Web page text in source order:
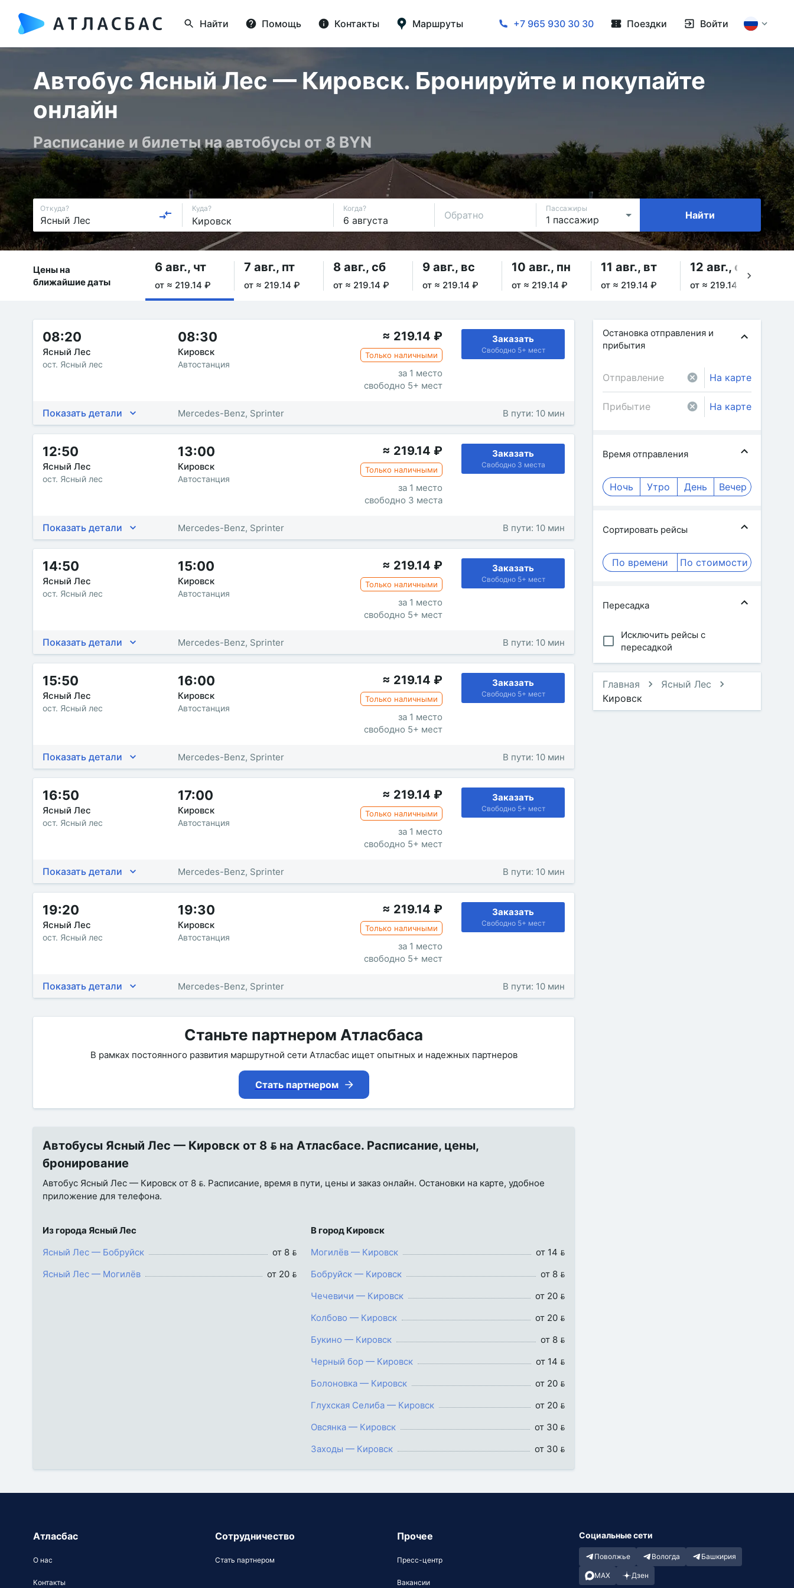
Найти Помощь Контакты Маршруты +7 965 930 30 30 Поездки Войти
Автобус Ясный Лес — Кировск. Бронируйте и покупайте
онлайн
Расписание и билеты на автобусы от 8 BYN
Откуда? Куда? Когда?
Обратно
Пассажиры
Найти
Цены на
ближайшие даты
6 авг., чт
от ≈ 219.14 ₽
7 авг., пт
от ≈ 219.14 ₽
8 авг., сб
от ≈ 219.14 ₽
9 авг., вс
от ≈ 219.14 ₽
10 авг., пн
от ≈ 219.14 ₽
11 авг., вт
от ≈ 219.14 ₽
12 авг., ср
от ≈ 219.14 ₽
08:20
Ясный Лес
ост. Ясный лес
08:30
Кировск
Автостанция
≈ 219.14 ₽
Только наличными
за 1 место
свободно 5+ мест
Заказать
Свободно 5+ мест
Показать детали Mercedes-Benz, Sprinter В пути: 10 мин
12:50
Ясный Лес
ост. Ясный лес
13:00
Кировск
Автостанция
≈ 219.14 ₽
Только наличными
за 1 место
свободно 3 места
Заказать
Свободно 3 места
Показать детали Mercedes-Benz, Sprinter В пути: 10 мин
14:50
Ясный Лес
ост. Ясный лес
15:00
Кировск
Автостанция
≈ 219.14 ₽
Только наличными
за 1 место
свободно 5+ мест
Заказать
Свободно 5+ мест
Показать детали Mercedes-Benz, Sprinter В пути: 10 мин
15:50
Ясный Лес
ост. Ясный лес
16:00
Кировск
Автостанция
≈ 219.14 ₽
Только наличными
за 1 место
свободно 5+ мест
Заказать
Свободно 5+ мест
Показать детали Mercedes-Benz, Sprinter В пути: 10 мин
16:50
Ясный Лес
ост. Ясный лес
17:00
Кировск
Автостанция
≈ 219.14 ₽
Только наличными
за 1 место
свободно 5+ мест
Заказать
Свободно 5+ мест
Показать детали Mercedes-Benz, Sprinter В пути: 10 мин
19:20
Ясный Лес
ост. Ясный лес
19:30
Кировск
Автостанция
≈ 219.14 ₽
Только наличными
за 1 место
свободно 5+ мест
Заказать
Свободно 5+ мест
Показать детали Mercedes-Benz, Sprinter В пути: 10 мин
Станьте партнером Атласбаса
В рамках постоянного развития маршрутной сети Атласбас ищет опытных и надежных партнеров
Стать партнером
Автобусы Ясный Лес — Кировск от 8  на Атласбасе. Расписание, цены,
бронирование
Автобус Ясный Лес — Кировск от 8 . Расписание, время в пути, цены и заказ онлайн. Остановки на карте, удобное
приложение для телефона.
Из города Ясный Лес
Ясный Лес — Бобруйск
от 8 
Ясный Лес — Могилёв
от 20 
В город Кировск
Могилёв — Кировск
от 14 
Бобруйск — Кировск
от 8 
Чечевичи — Кировск
от 20 
Колбово — Кировск
от 20 
Букино — Кировск
от 8 
Черный бор — Кировск
от 14 
Болоновка — Кировск
от 20 
Глухская Селиба — Кировск
от 20 
Овсянка — Кировск
от 30 
Заходы — Кировск
от 30 
Остановка отправления и
прибытия
На карте
На карте
Время отправления
Ночь Утро День Вечер
Сортировать рейсы
По времени По стоимости
Пересадка
Исключить рейсы с
пересадкой
Главная
Ясный Лес
Кировск
Атласбас
О нас
Контакты
Сотрудничество
Стать партнером
Прочее
Пресс-центр
Вакансии
Социальные сети
Поволжье Вологда Башкирия
MAX Дзен